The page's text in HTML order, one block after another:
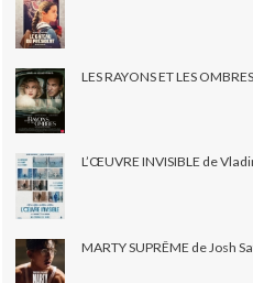
LES RAYONS ET LES
L’ŒUVRE INVISIBLE de
MARTY SUPRÊME de Josh